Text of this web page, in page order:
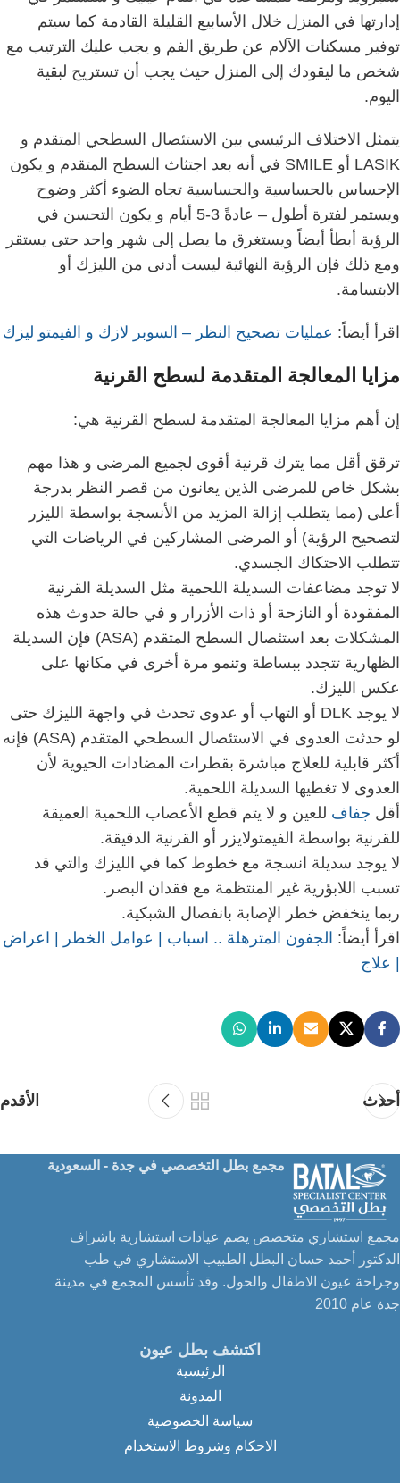
إدارتها في المنزل خلال الأسابيع القليلة القادمة كما سيتم
توفير مسكنات الآلام عن طريق الفم و يجب عليك الترتيب مع
شخص ما ليقودك إلى المنزل حيث يجب أن تستريح لبقية
اليوم.
يتمثل الاختلاف الرئيسي بين الاستئصال السطحي المتقدم و
LASIK أو SMILE في أنه بعد اجتثاث السطح المتقدم و يكون
الإحساس بالحساسية والحساسية تجاه الضوء أكثر وضوح
ويستمر لفترة أطول – عادةً 3-5 أيام و
يكون التحسن في
الرؤية أبطأ أيضاً ويستغرق ما يصل إلى شهر واحد حتى يستقر
ومع ذلك فإن الرؤية النهائية ليست أدنى من الليزك أو
الابتسامة.
اقرأ أيضاً: عمليات تصحيح النظر – السوبر لازك و الفيمتو ليزك
مزايا المعالجة المتقدمة لسطح القرنية
إن أهم مزايا المعالجة المتقدمة لسطح القرنية هي:
ترقق أقل مما يترك قرنية أقوى لجميع المرضى و هذا مهم
بشكل خاص للمرضى الذين يعانون من قصر النظر بدرجة
أعلى (مما يتطلب إزالة المزيد من الأنسجة بواسطة الليزر
لتصحيح الرؤية) أو المرضى المشاركين في الرياضات التي
تتطلب الاحتكاك الجسدي.
لا توجد مضاعفات السديلة اللحمية مثل السديلة القرنية
المفقودة أو النازحة أو ذات الأزرار و في حالة حدوث هذه
المشكلات بعد استئصال السطح المتقدم (ASA) فإن السديلة
الظهارية تتجدد ببساطة وتنمو مرة أخرى في مكانها على
عكس الليزك.
لا يوجد DLK أو التهاب أو عدوى تحدث في واجهة الليزك حتى
لو حدثت العدوى في الاستئصال السطحي المتقدم (ASA) فإنه
أكثر قابلية للعلاج مباشرة بقطرات المضادات الحيوية لأن
العدوى لا تغطيها السديلة اللحمية.
أقل جفاف للعين و لا يتم قطع الأعصاب اللحمية العميقة
للقرنية بواسطة الفيمتولايزر أو القرنية الدقيقة.
لا يوجد سديلة انسجة مع خطوط كما في الليزك والتي قد
تسبب اللابؤرية غير المنتظمة مع فقدان البصر.
ربما ينخفض خطر الإصابة بانفصال الشبكية.
اقرأ أيضاً: الجفون المترهلة .. اسباب | عوامل الخطر | اعراض
| علاج
أحدث الأقدم
مجمع بطل التخصصي في جدة - السعودية
مجمع استشاري متخصص يضم عيادات استشارية باشراف
الدكتور أحمد حسان البطل الطبيب الاستشاري في طب
وجراحة عيون الاطفال والحول. وقد تأسس المجمع في مدينة
جدة عام 2010
اكتشف بطل عيون
الرئيسية
المدونة
سياسة الخصوصية
الاحكام وشروط الاستخدام